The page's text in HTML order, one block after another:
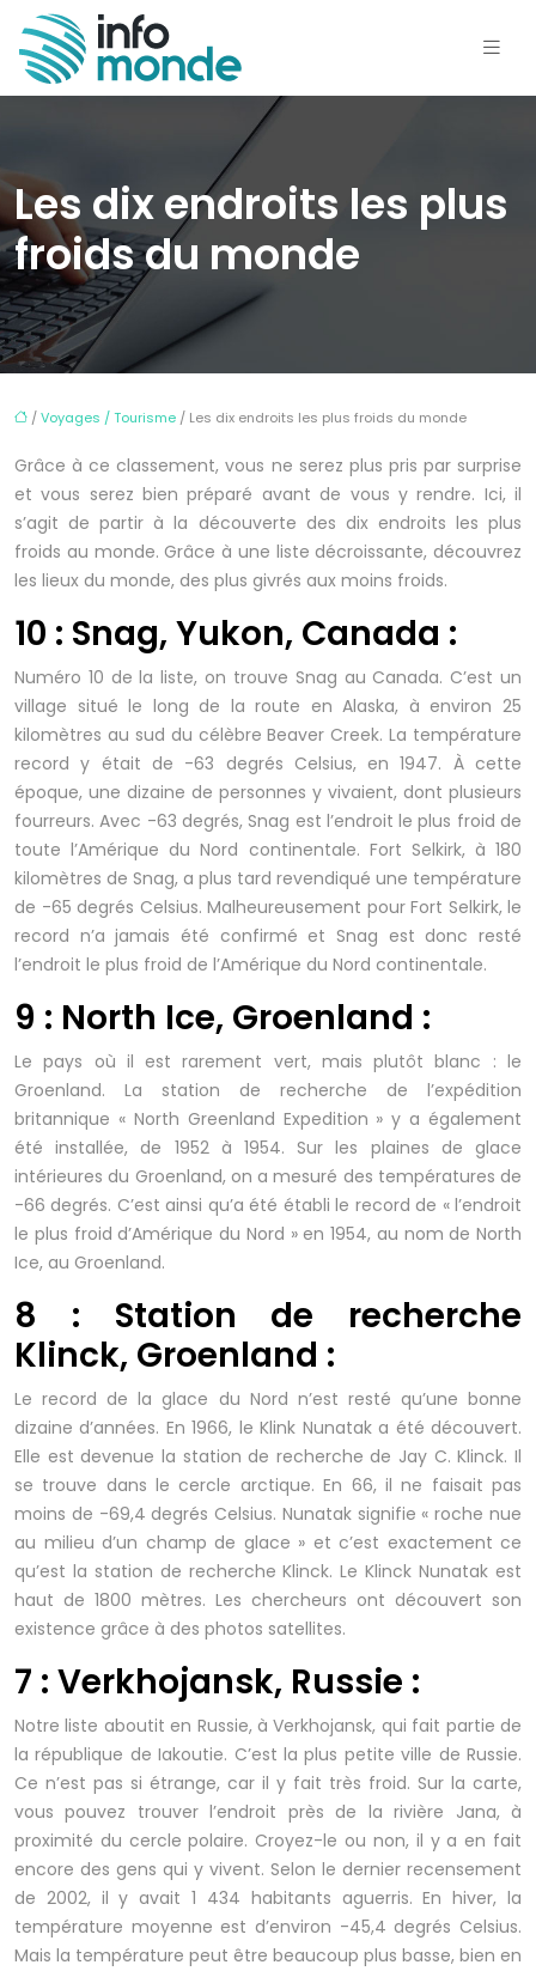
Les dix endroits les plus
froids du monde
/Voyages / Tourisme / Les dix endroits les plus froids du monde
Grâce à ce classement, vous ne serez plus pris par surprise
et vous serez bien préparé avant de vous y rendre. Ici, il
s’agit de partir à la découverte des dix endroits les plus
froids au monde. Grâce à une liste décroissante, découvrez
les lieux du monde, des plus givrés aux moins froids.
10 : Snag, Yukon, Canada :
Numéro 10 de la liste, on trouve Snag au Canada. C’est un
village situé le long de la route en Alaska, à environ 25
kilomètres au sud du célèbre Beaver Creek. La température
record y était de -63 degrés Celsius, en 1947. À cette
époque, une dizaine de personnes y vivaient, dont plusieurs
fourreurs. Avec -63 degrés, Snag est l’endroit le plus froid de
toute l’Amérique du Nord continentale. Fort Selkirk, à 180
kilomètres de Snag, a plus tard revendiqué une température
de -65 degrés Celsius. Malheureusement pour Fort Selkirk, le
record n’a jamais été confirmé et Snag est donc resté
l’endroit le plus froid de l’Amérique du Nord continentale.
9 : North Ice, Groenland :
Le pays où il est rarement vert, mais plutôt blanc : le
Groenland. La station de recherche de l’expédition
britannique « North Greenland Expedition » y a également
été installée, de 1952 à 1954. Sur les plaines de glace
intérieures du Groenland, on a mesuré des températures de
-66 degrés. C’est ainsi qu’a été établi le record de « l’endroit
le plus froid d’Amérique du Nord » en 1954, au nom de North
Ice, au Groenland.
8 : Station de recherche
Klinck, Groenland :
Le record de la glace du Nord n’est resté qu’une bonne
dizaine d’années. En 1966, le Klink Nunatak a été découvert.
Elle est devenue la station de recherche de Jay C. Klinck. Il
se trouve dans le cercle arctique. En 66, il ne faisait pas
moins de -69,4 degrés Celsius. Nunatak signifie « roche nue
au milieu d’un champ de glace » et c’est exactement ce
qu’est la station de recherche Klinck. Le Klinck Nunatak est
haut de 1800 mètres. Les chercheurs ont découvert son
existence grâce à des photos satellites.
7 : Verkhojansk, Russie :
Notre liste aboutit en Russie, à Verkhojansk, qui fait partie de
la république de Iakoutie. C’est la plus petite ville de Russie.
Ce n’est pas si étrange, car il y fait très froid. Sur la carte,
vous pouvez trouver l’endroit près de la rivière Jana, à
proximité du cercle polaire. Croyez-le ou non, il y a en fait
encore des gens qui y vivent. Selon le dernier recensement
de 2002, il y avait 1 434 habitants aguerris. En hiver, la
température moyenne est d’environ -45,4 degrés Celsius.
Mais la température peut être beaucoup plus basse, bien en